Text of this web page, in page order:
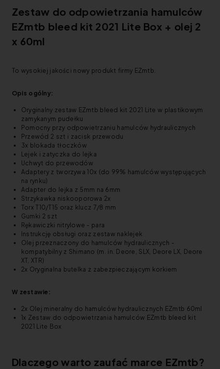
Zestaw do odpowietrzania hamulców
EZmtb bleed kit 2021 Lite Box + olej 2
x 60ml
To wysokiej jakości nowy produkt firmy EZmtb.
Opis ogólny:
Oryginalny zestaw EZmtb bleed kit 2021 Lite w plastikowym
zamykanym pudełku
Pomocny przy odpowietrzaniu hamulców hydraulicznych
Przewód 2 szt i zacisk przewodu
3x blokada tłoczków
Lejek i zatyczka do lejka
Uchwyt do przewodów
Adaptery z tworzywa 10x (do 99% hamulców występujących
na rynku)
Adapter do lejka z 5mm na 6mm
Strzykawka niskooporowa 2x
Torx T10/T15 oraz klucz 7/8 mm
Gumki 2 szt
Rękawiczki nitrylowe - para
Instrukcję obsługi oraz zestaw naklejek
Olej przeznaczony do hamulców hydraulicznych -
kompatybilny z Shimano (m. in. Deore, SLX, Deore LX, Deore
XT, XTR)
2x Oryginalna butelka z zabezpieczającym korkiem
W zestawie:
2x Olej mineralny do hamulców hydraulicznych EZmtb 60ml
1x Zestaw do odpowietrzania hamulców EZmtb bleed kit
2021 Lite Box
Dlaczego warto zaufać marce EZmtb?